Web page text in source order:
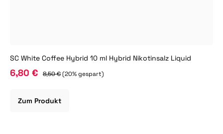
SC White Coffee Hybrid 10 ml Hybrid Nikotinsalz Liquid
6,80 € 8,50 €(20% gespart)
Zum Produkt